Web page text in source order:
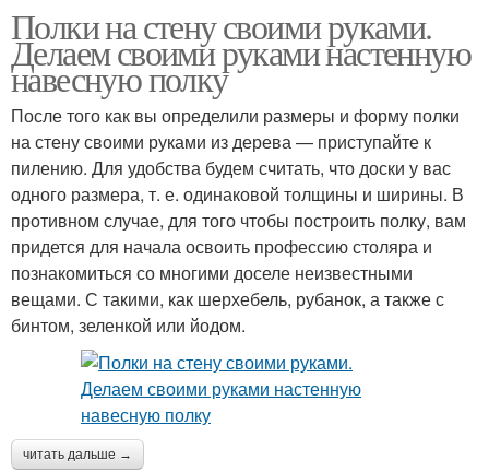
Полки на стену своими руками.
Делаем своими руками настенную
навесную полку
После того как вы определили размеры и форму полки
на стену своими руками из дерева — приступайте к
пилению. Для удобства будем считать, что доски у вас
одного размера, т. е. одинаковой толщины и ширины. В
противном случае, для того чтобы построить полку, вам
придется для начала освоить профессию столяра и
познакомиться со многими доселе неизвестными
вещами. С такими, как шерхебель, рубанок, а также с
бинтом, зеленкой или йодом.
читать дальше →